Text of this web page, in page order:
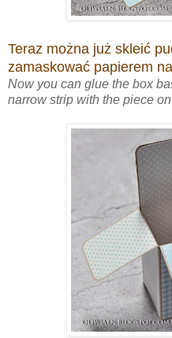
Teraz można już skleić
zamaskować papierem
Now you can glue the box
narrow strip with the piece